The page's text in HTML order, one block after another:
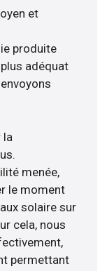
et
produite
adéquat
la
menée,
le moment
solaire sur
cela, nous
permettant